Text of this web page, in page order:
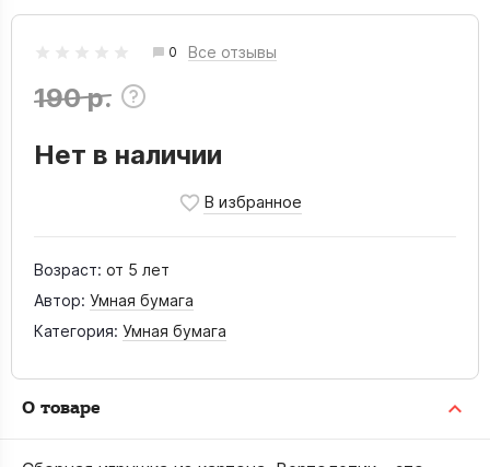
0 Все отзывы
190 р.
Нет в наличии
Возраст: от 5 лет
Автор: Умная бумага
Категория: Умная бумага
О товаре